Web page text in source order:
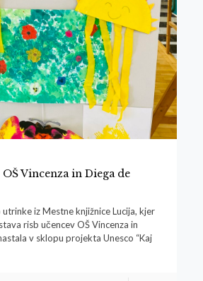
Vincenza in Diega de
iz Mestne knjižnice Lucija, kjer
risb učencev OŠ Vincenza in
v sklopu projekta Unesco “Kaj